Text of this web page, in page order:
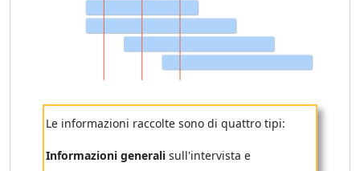
Le informazioni raccolte sono di quattro tipi:
Informazioni generali sull'intervista e